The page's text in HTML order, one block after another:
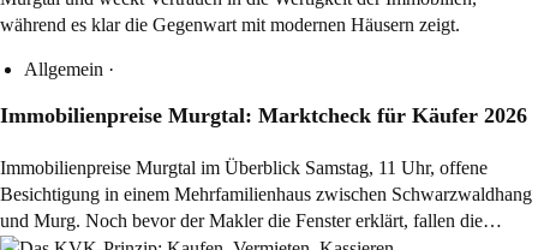
Allgemein ·
Immobilienpreise Murgtal: Marktcheck für Käufer 2026
Immobilienpreise Murgtal im Überblick Samstag, 11 Uhr, offene
Besichtigung in einem Mehrfamilienhaus zwischen Schwarzwaldhang
und Murg. Noch bevor der Makler die Fenster erklärt, fallen die…